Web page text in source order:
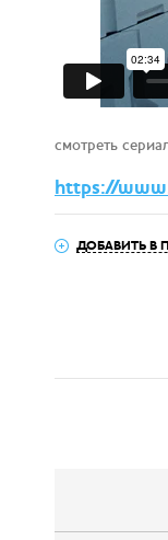
смотреть
https://
ДОБАВИТЬ В